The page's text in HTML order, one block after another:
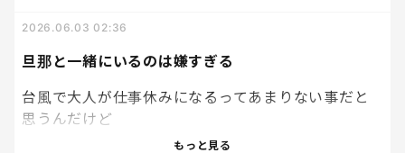
旦那と一緒にいるのは嫌すぎる
2026.06.03 02:36
台風で大人が仕事休みになるってあまりない事だと
思うんだけど
自営業の旦那は休みになるのだ。
もっと見る